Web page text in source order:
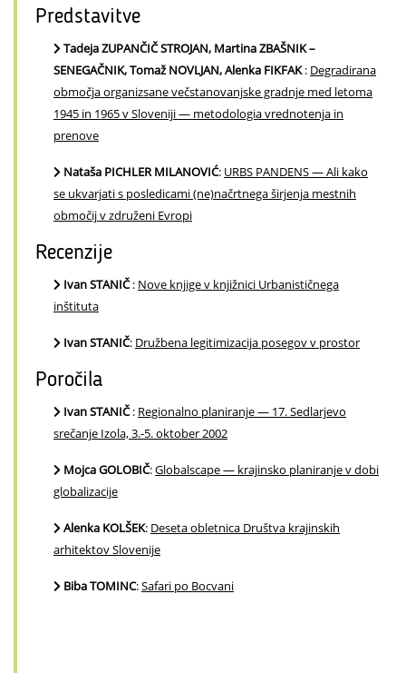
Predstavitve
Tadeja ZUPANČIČ STROJAN, Martina ZBAŠNIK –
SENEGAČNIK, Tomaž NOVLJAN, Alenka FIKFAK: Degradirana
območja organizsane večstanovanjske gradnje med letoma
1945 in 1965 v Sloveniji — metodologia vrednotenja in
prenove
Nataša PICHLER MILANOVIĆ: URBS PANDENS — Ali kako
se ukvarjati s posledicami (ne)načrtnega širjenja mestnih
območij v združeni Evropi
Recenzije
Ivan STANIČ: Nove knjige v knjižnici Urbanističnega
inštituta
Ivan STANIČ: Družbena legitimizacija posegov v prostor
Poročila
Ivan STANIČ: Regionalno planiranje — 17. Sedlarjevo
srečanje Izola, 3.-5. oktober 2002
Mojca GOLOBIČ:Globalscape — krajinsko planiranje v dobi
globalizacije
Alenka KOLŠEK: Deseta obletnica Društva krajinskih
arhitektov Slovenije
Biba TOMINC:Safari po Bocvani